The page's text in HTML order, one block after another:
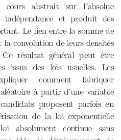
abstrait sur l’absolue
et produit des
Le lien entre la somme de
la convolution de leurs densités
résultat général peut être
issus des lois usuelles. Les
comment fabriquer
à partir d’une variable
proposent parfois en
de la loi exponentielle
absolument continue sans